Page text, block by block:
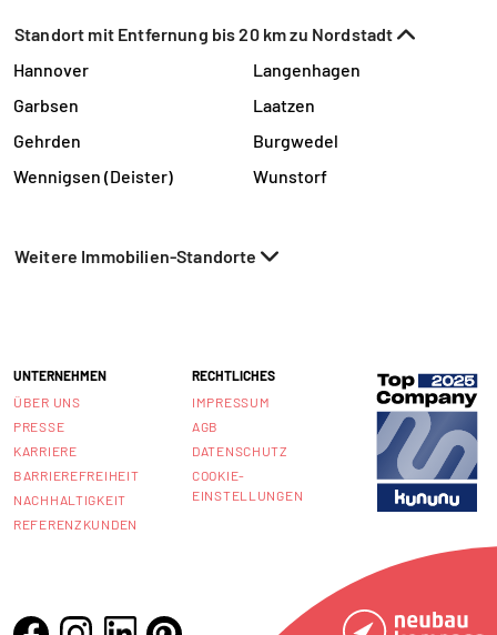
Standort mit Entfernung bis 20 km zu Nordstadt
Hannover
Langenhagen
Garbsen
Laatzen
Gehrden
Burgwedel
Wennigsen (Deister)
Wunstorf
Weitere Immobilien-Standorte
UNTERNEHMEN
ÜBER UNS
PRESSE
KARRIERE
BARRIEREFREIHEIT
NACHHALTIGKEIT
REFERENZKUNDEN
RECHTLICHES
IMPRESSUM
AGB
DATENSCHUTZ
COOKIE-
EINSTELLUNGEN